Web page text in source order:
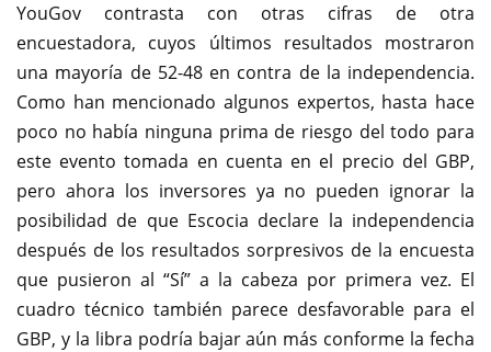
YouGov contrasta con otras cifras de otra
encuestadora, cuyos últimos resultados mostraron
una mayoría de 52-48 en contra de la independencia.
Como han mencionado algunos expertos, hasta hace
poco no había ninguna prima de riesgo del todo para
este evento tomada en cuenta en el precio del GBP,
pero ahora los inversores ya no pueden ignorar la
posibilidad de que Escocia declare la independencia
después de los resultados sorpresivos de la encuesta
que pusieron al “Sí” a la cabeza por primera vez. El
cuadro técnico también parece desfavorable para el
GBP, y la libra podría bajar aún más conforme la fecha